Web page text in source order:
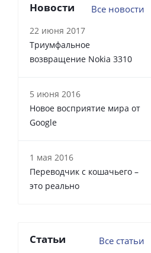
Новости Все новости
22 июня 2017
Триумфальное
возвращение Nokia 3310
5 июня 2016
Новое восприятие мира от
Google
1 мая 2016
Переводчик с кошачьего –
это реально
Статьи Все статьи